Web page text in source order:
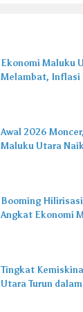
Ekonomi Maluku
Melambat, Inflasi
Awal 2026
Maluku Utara
Booming
Angkat Ekonomi
Tingkat
Utara Turun